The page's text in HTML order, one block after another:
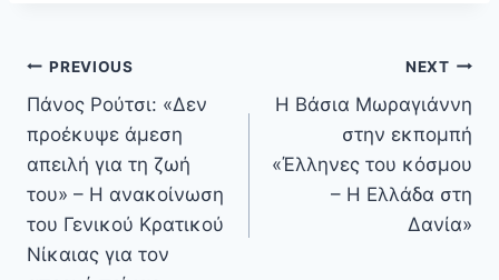
Πλοήγηση
άρθρων
PREVIOUS
Πάνος Ρούτσι: «Δεν
προέκυψε άμεση
απειλή για τη ζωή
του» – Η ανακοίνωση
του Γενικού Κρατικού
Νίκαιας για τον
NEXT
Η Βάσια Μωραγιάννη
στην εκπομπή
«Έλληνες του κόσμου
– Η Ελλάδα στη
Δανία»